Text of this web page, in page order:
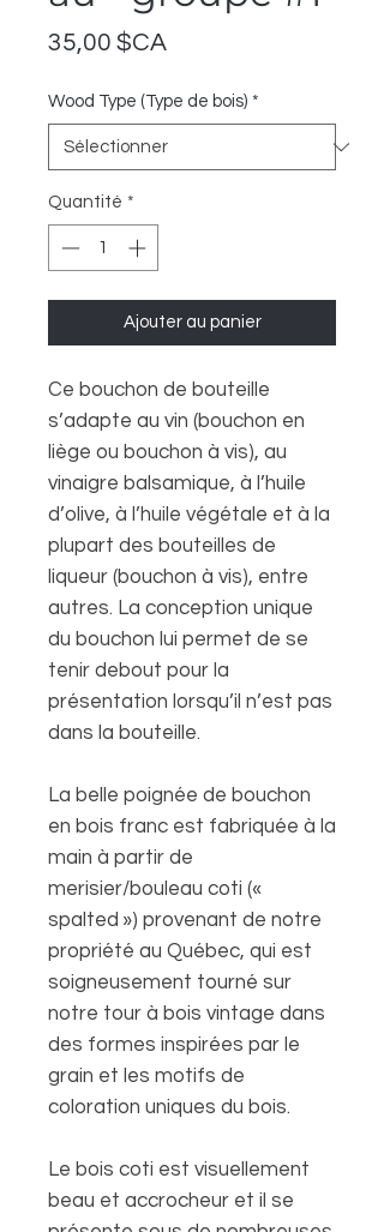
35,00 $CAPrix
Wood Type (Type de bois) *
Quantité *
Ajouter au panier
Ce bouchon de bouteille
s’adapte au vin (bouchon en
liège ou bouchon à vis), au
vinaigre balsamique, à l’huile
d’olive, à l’huile végétale et à la
plupart des bouteilles de
liqueur (bouchon à vis), entre
autres. La conception unique
du bouchon lui permet de se
tenir debout pour la
présentation lorsqu’il n’est pas
dans la bouteille.
La belle poignée de bouchon
en bois franc est fabriquée à la
main à partir de
merisier/bouleau coti («
spalted ») provenant de notre
propriété au Québec, qui est
soigneusement tourné sur
notre tour à bois vintage dans
des formes inspirées par le
grain et les motifs de
coloration uniques du bois.
Le bois coti est visuellement
beau et accrocheur et il se